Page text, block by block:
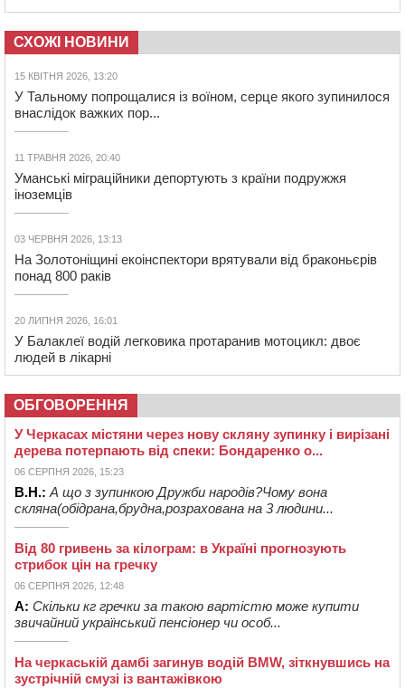
СХОЖІ НОВИНИ
15 КВІТНЯ 2026, 13:20
У Тальному попрощалися із воїном, серце якого зупинилося
внаслідок важких пор...
11 ТРАВНЯ 2026, 20:40
Уманські міграційники депортують з країни подружжя
іноземців
03 ЧЕРВНЯ 2026, 13:13
На Золотоніщині екоінспектори врятували від браконьєрів
понад 800 раків
20 ЛИПНЯ 2026, 16:01
У Балаклеї водій легковика протаранив мотоцикл: двоє
людей в лікарні
ОБГОВОРЕННЯ
У Черкасах містяни через нову скляну зупинку і вирізані
дерева потерпають від спеки: Бондаренко о...
06 СЕРПНЯ 2026, 15:23
В.Н.: А що з зупинкою Дружби народів?Чому вона
скляна(обідрана,брудна,розрахована на 3 людини...
Від 80 гривень за кілограм: в Україні прогнозують
стрибок цін на гречку
06 СЕРПНЯ 2026, 12:48
А: Скільки кг гречки за такою вартістю може купити
звичайний український пенсіонер чи особ...
На черкаській дамбі загинув водій BMW, зіткнувшись на
зустрічній смузі із вантажівкою